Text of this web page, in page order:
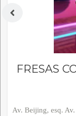
FRESAS
Av. Beijing, esq.